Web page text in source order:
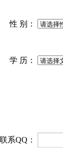
性 别：
学 历：
联系QQ：